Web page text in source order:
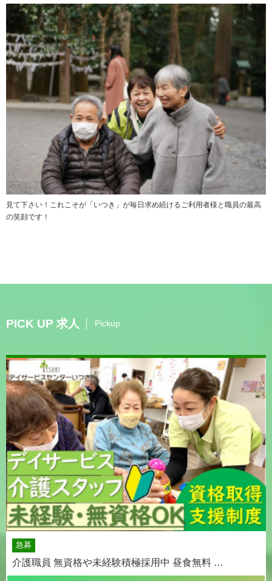
見て下さい！これこそが「いつき」が毎日求め続けるご利用者様と職員の最高
の笑顔です！
PICK UP 求人 Pickup
急募
介護職員 無資格や未経験積極採用中 昼食無料 …